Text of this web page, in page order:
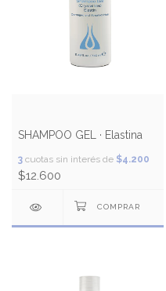
SHAMPOO GEL · Elastina
3 cuotas sin interés de $4.200
$12.600